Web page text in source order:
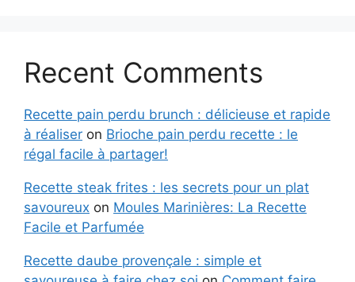
Recent Comments
Recette pain perdu brunch : délicieuse et rapide
à réaliser on Brioche pain perdu recette : le
régal facile à partager!
Recette steak frites : les secrets pour un plat
savoureux on Moules Marinières: La Recette
Facile et Parfumée
Recette daube provençale : simple et